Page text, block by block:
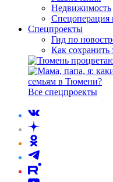
Недвижимость
Спецоперация
Спецпроекты
Гид по
Как сохранить
Все спецпроекты